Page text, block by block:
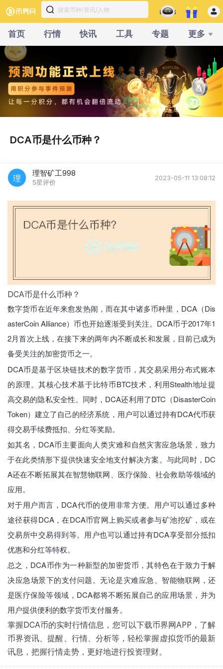
首页 行情 快讯 工具 专题 更多
DCA币是什么币种？
理 理智矿工998
5星评价
2023-05-11 13:08:12
DCA币是什么币种？
数字货币在近年来愈发热闹，而在其中诸多币种里，DCA（Dis
asterCoin Alliance）币也开始逐渐受到关注。DCA币于2017年1
2月首次上线，在接下来的两年内不断成长和发展，目前已成为
备受关注的加密货币之一。
DCA币是基于区块链技术的数字货币，其交易采用分布式账本
的原理。其核心技术基于比特币BTC技术，利用Stealth地址提
高交易的隐私安全性。同时，DCA还利用了DTC（DisasterCoin
Token）建立了自己的经济系统，用户可以通过持有DCA代币获
得交易手续费抵扣、分红等奖励。
如其名，DCA币主要面向人类灾难和自然灾害应急场景，致力
于在此类情形下提供快速安全地支付解决方案。与此同时，DC
A还在不断拓展其在智慧物联网、医疗保险、社会救助等领域的
应用。
对于用户而言，DCA代币的使用非常方便。用户可以通过多种
途径获得DCA，在DCA币官网上购买或者参与矿池挖矿，或在
交易所中交易得到等。用户也可以通过持有DCA享受部分抵扣
优惠和分红等特权。
总之，DCA币作为一种新型的加密货币，其特色在于致力于解
决应急场景下的支付问题。无论是灾难应急、智能物联网，还
是医疗保险等领域，DCA都将不断拓展自己的应用场景，并为
用户提供便利的数字货币支付服务。
掌握DCA币的实时行情信息，您可以下载币界网APP，了解
币界资讯、提醒、行情、分析等，轻松掌握虚拟货币的最新
讯息，把握行情走势，更好地进行投资理财。